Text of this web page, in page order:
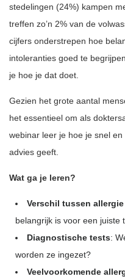
stedelingen (24%) kampen
treffen zo’n 2% van de
cijfers onderstrepen hoe
intoleranties goed te
je hoe je dat doet.
Gezien het grote aantal
het essentieel om als
webinar leer je hoe je snel
advies geeft.
Wat ga je leren?
Verschil tussen
belangrijk is voor een juiste
Diagnostische tests:
worden ze ingezet?
Veelvoorkomende